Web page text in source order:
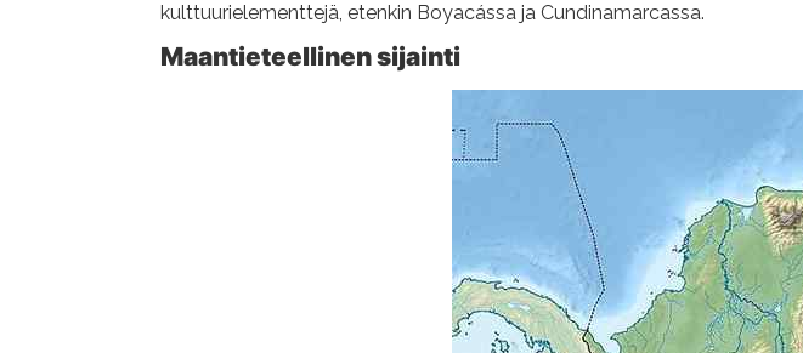
kulttuurielementtejä, etenkin Boyacássa ja Cundinamarcassa.
Maantieteellinen sijainti